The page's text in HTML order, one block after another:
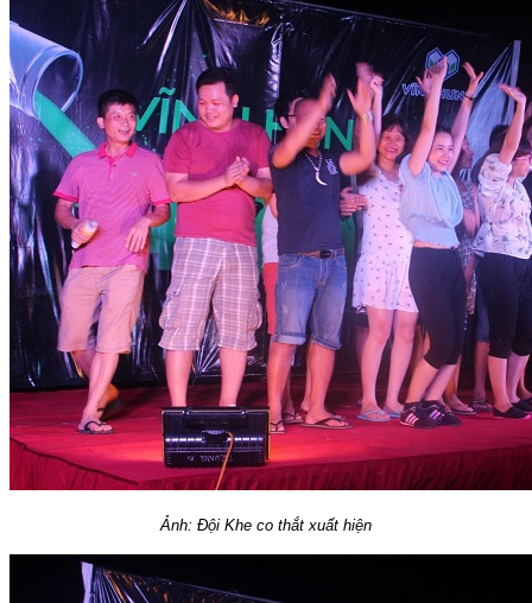
Ảnh: Đội Khe co thắt xuất hiện